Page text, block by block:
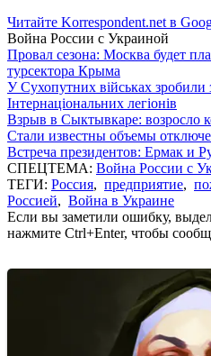
Читайте Korrespondent.net в
Война России с Украиной
Провал сезона: Москва будет
турсектора Крыма
У Сухопутних військах зробили
Інтернаціональних легіонів
Взрыв в Сыктывкаре: возросло
Стали известны объемы
Встреча президентов: Ермак и
СПЕЦТЕМА: Война России с
ТЕГИ: Россия, предприятие,
Россией, Война в Украине
Если вы заметили ошибку,
нажмите Ctrl+Enter, чтобы